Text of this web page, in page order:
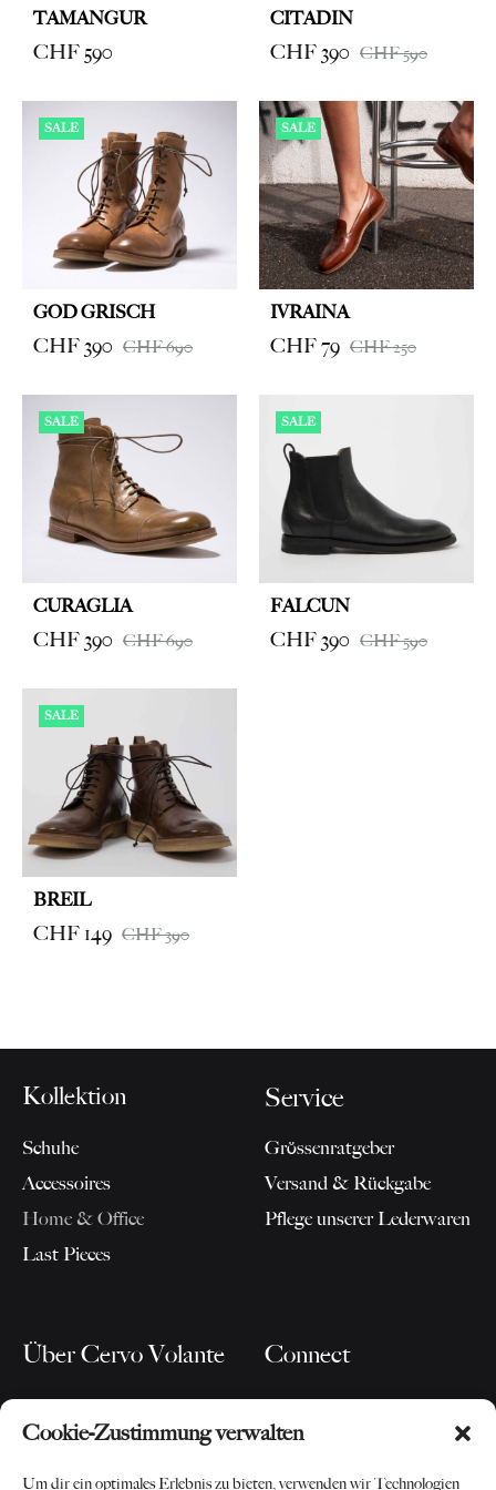
Cookie-Zustimmung verwalten
Um dir ein optimales Erlebnis zu bieten, verwenden wir Technologien
TAMANGUR
CHF 590
CITADIN
CHF390 CHF590
SALE
GOD GRISCH
CHF390 CHF690
SALE
IVRAINA
CHF79 CHF250
SALE
CURAGLIA
CHF390 CHF690
SALE
FALCUN
CHF390 CHF590
SALE
BREIL
CHF 149 CHF390
Kollektion
Schuhe
Accessoires
Home & Office
Last Pieces
Service
Grössenratgeber
Versand & Rückgabe
Pflege unserer Lederwaren
Über Cervo Volante
Unsere Story
Für Partner
Kontakt
Connect
Blog
Instagram
Newsletter